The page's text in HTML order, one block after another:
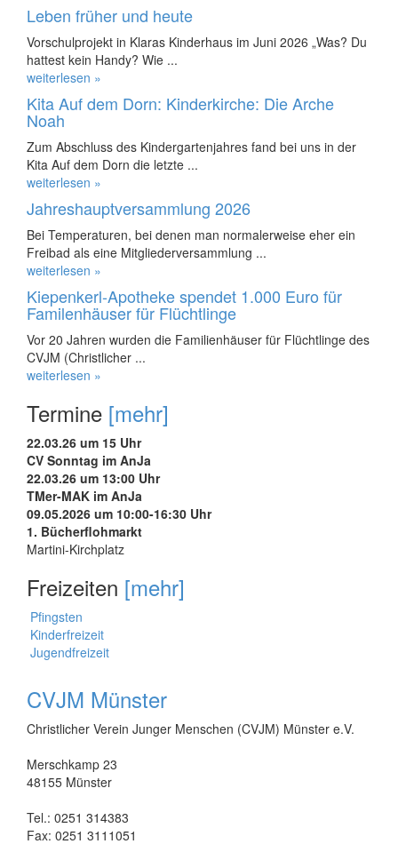
Leben früher und heute
Vorschulprojekt in Klaras Kinderhaus im Juni 2026 „Was? Du
hattest kein Handy? Wie ...
weiterlesen »
Kita Auf dem Dorn: Kinderkirche: Die Arche
Noah
Zum Abschluss des Kindergartenjahres fand bei uns in der
Kita Auf dem Dorn die letzte ...
weiterlesen »
Jahreshauptversammlung 2026
Bei Temperaturen, bei denen man normalerweise eher ein
Freibad als eine Mitgliederversammlung ...
weiterlesen »
Kiepenkerl-Apotheke spendet 1.000 Euro für
Familenhäuser für Flüchtlinge
Vor 20 Jahren wurden die Familienhäuser für Flüchtlinge des
CVJM (Christlicher ...
weiterlesen »
Termine [mehr]
22.03.26 um 15 Uhr
CV Sonntag im AnJa
22.03.26 um 13:00 Uhr
TMer-MAK im AnJa
09.05.2026 um 10:00-16:30 Uhr
1. Bücherflohmarkt
Martini-Kirchplatz
Freizeiten [mehr]
Pfingsten
Kinderfreizeit
Jugendfreizeit
CVJM Münster
Christlicher Verein Junger Menschen (CVJM) Münster e.V.
Merschkamp 23
48155 Münster
Tel.: 0251 314383
Fax: 0251 3111051